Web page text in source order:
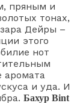
пряным и
тонах,
Дейры –
этого
нот
аромата
и уда. И
Бахур Bint